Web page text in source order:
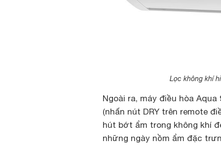
Lọc không khí
Ngoài ra, máy điều hòa
(nhấn nút DRY trên remote
hút bớt ẩm trong không khí
những ngày nồm ẩm đặc